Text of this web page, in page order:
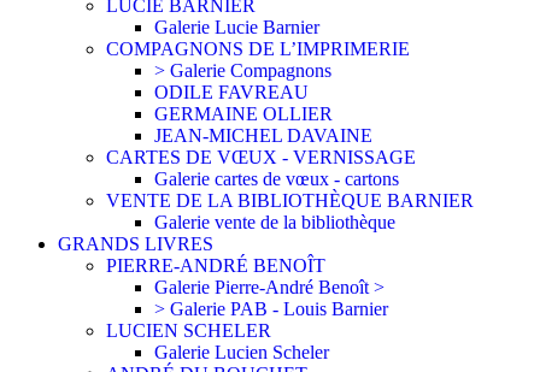
LUCIE BARNIER
Galerie Lucie Barnier
COMPAGNONS DE L’IMPRIMERIE
> Galerie Compagnons
ODILE FAVREAU
GERMAINE OLLIER
JEAN-MICHEL DAVAINE
CARTES DE VŒUX - VERNISSAGE
Galerie cartes de vœux - cartons
VENTE DE LA BIBLIOTHÈQUE BARNIER
Galerie vente de la bibliothèque
GRANDS LIVRES
PIERRE-ANDRÉ BENOÎT
Galerie Pierre-André Benoît >
> Galerie PAB - Louis Barnier
LUCIEN SCHELER
Galerie Lucien Scheler